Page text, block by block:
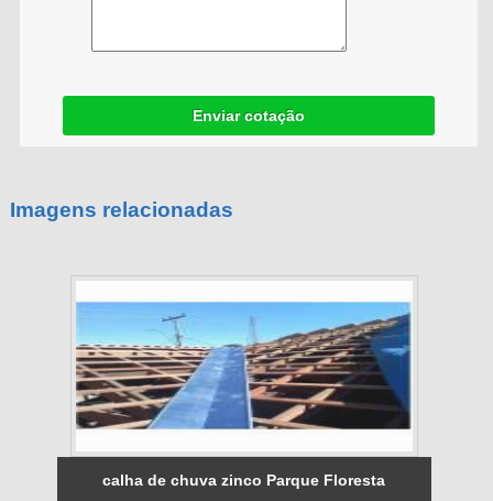
Enviar cotação
Imagens relacionadas
calha de chuva zinco Parque Floresta